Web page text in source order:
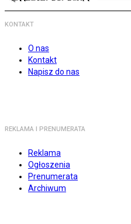
KONTAKT
O nas
Kontakt
Napisz do nas
REKLAMA I PRENUMERATA
Reklama
Ogłoszenia
Prenumerata
Archiwum